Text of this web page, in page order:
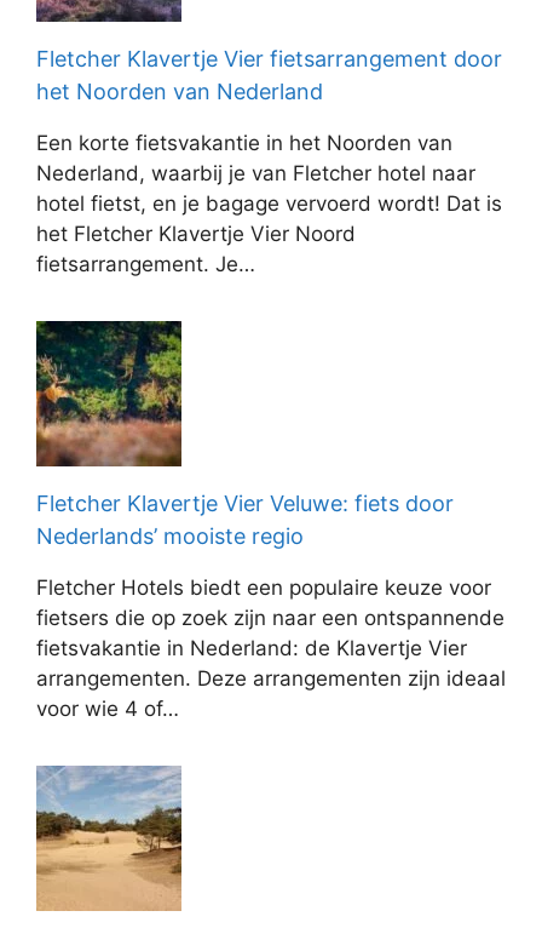
Fletcher Klavertje Vier fietsarrangement door
het Noorden van Nederland
Een korte fietsvakantie in het Noorden van
Nederland, waarbij je van Fletcher hotel naar
hotel fietst, en je bagage vervoerd wordt! Dat is
het Fletcher Klavertje Vier Noord
fietsarrangement. Je…
Fletcher Klavertje Vier Veluwe: fiets door
Nederlands’ mooiste regio
Fletcher Hotels biedt een populaire keuze voor
fietsers die op zoek zijn naar een ontspannende
fietsvakantie in Nederland: de Klavertje Vier
arrangementen. Deze arrangementen zijn ideaal
voor wie 4 of…